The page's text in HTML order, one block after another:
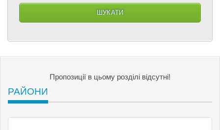
Пропозиції в цьому розділі відсутні!
РАЙОНИ